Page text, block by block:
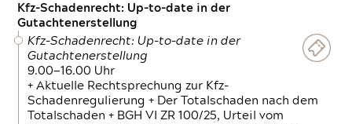
Kfz-Schadenrecht: Up-to-date in der
Gutachtenerstellung
Kfz-Schadenrecht: Up-to-date in der
Gutachtenerstellung
9.00—16.00 Uhr
+ Aktuelle Rechtsprechung zur Kfz-
Schadenregulierung + Der Totalschaden nach dem
Totalschaden + BGH VI ZR 100/25, Urteil vom